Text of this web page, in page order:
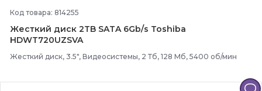
Код товара: 814255
Жесткий диск 2TB SATA 6Gb/s Toshiba
HDWT720UZSVA
Жесткий диск, 3.5", Видеосистемы, 2 Тб, 128 Мб, 5400 об/мин